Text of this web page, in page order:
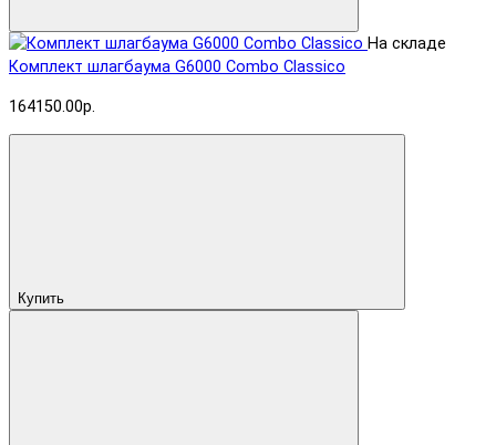
На складе
Комплект шлагбаума G6000 Combo Classico
164150.00р.
Купить